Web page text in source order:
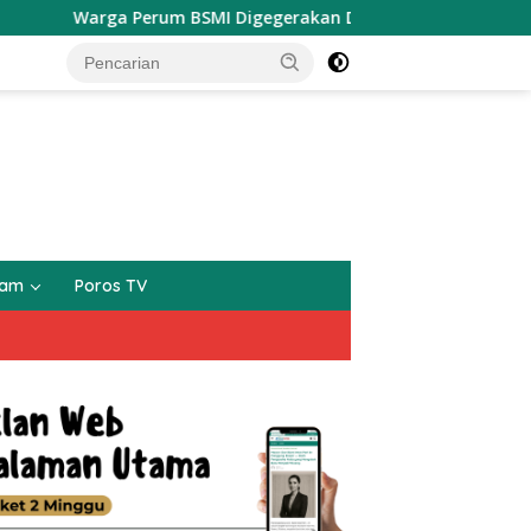
Warga Perum BSMI Digegerakan Datangnya Seekor Monyet
Poros TV